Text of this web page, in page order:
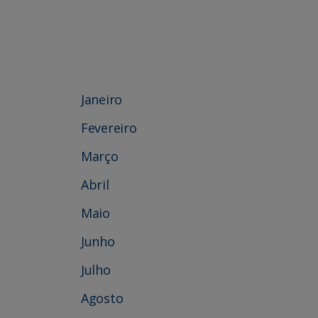
Janeiro
Fevereiro
Março
Abril
Maio
Junho
Julho
Agosto